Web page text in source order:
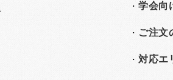
学会向
ご注文
対応エ